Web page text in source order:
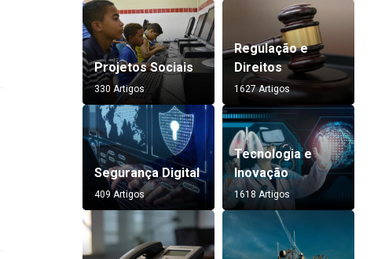
Projetos Sociais
330 Artigos
Regulação e
Direitos
1627 Artigos
Segurança Digital
409 Artigos
Tecnologia e
Inovação
1618 Artigos